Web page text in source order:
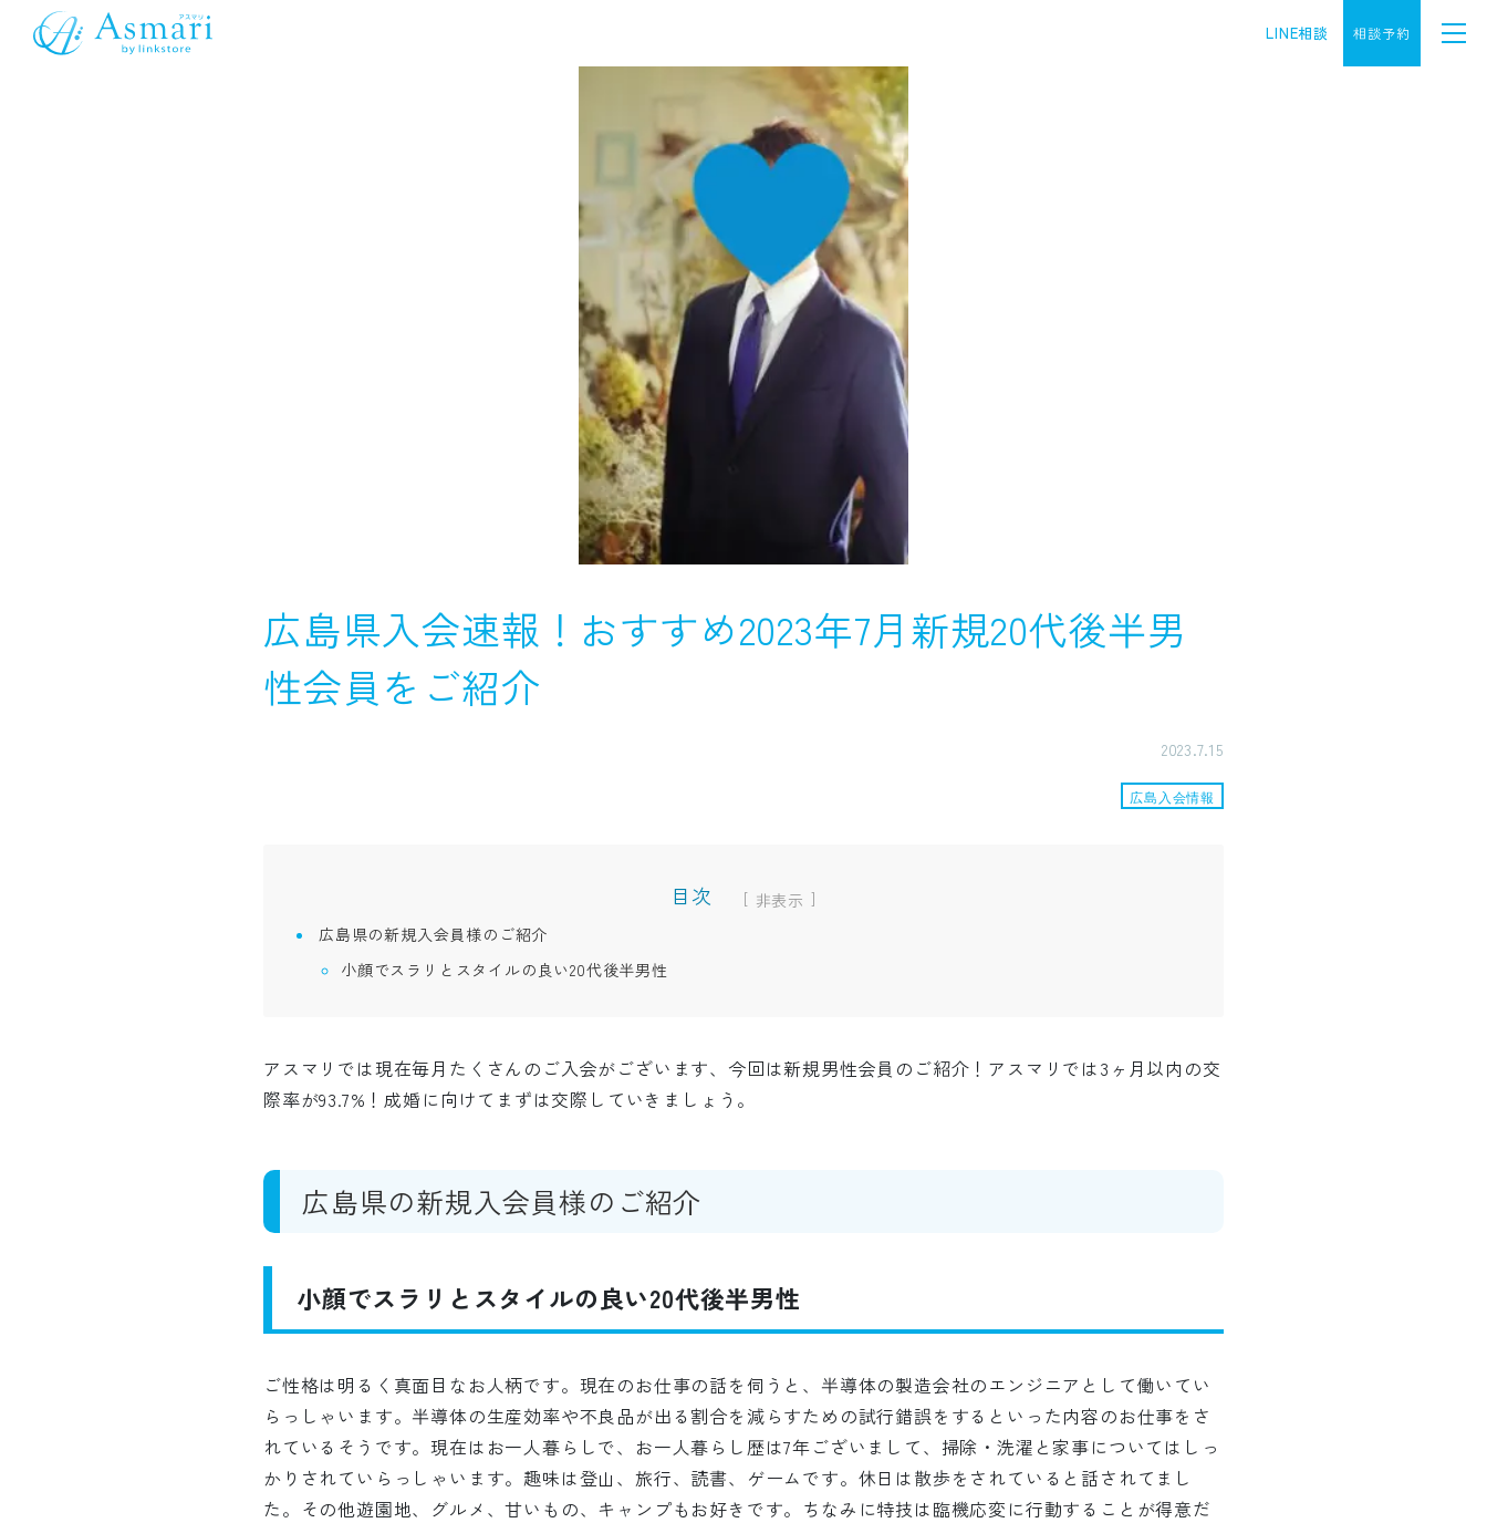
LINE相談 相談予約
広島県入会速報！おすすめ2023年7月新規20代後半男
性会員をご紹介
2023.7.15
広島入会情報
目次 [
]
広島県の新規入会員様のご紹介
小顔でスラリとスタイルの良い20代後半男性
アスマリでは現在毎月たくさんのご入会がございます、今回は新規男性会員のご紹介！アスマリでは3ヶ月以内の交
際率が93.7%！成婚に向けてまずは交際していきましょう。
広島県の新規入会員様のご紹介
小顔でスラリとスタイルの良い20代後半男性
ご性格は明るく真面目なお人柄です。現在のお仕事の話を伺うと、半導体の製造会社のエンジニアとして働いてい
らっしゃいます。半導体の生産効率や不良品が出る割合を減らすための試行錯誤をするといった内容のお仕事をさ
れているそうです。現在はお一人暮らしで、お一人暮らし歴は7年ございまして、掃除・洗濯と家事についてはしっ
かりされていらっしゃいます。趣味は登山、旅行、読書、ゲームです。休日は散歩をされていると話されてまし
た。その他遊園地、グルメ、甘いもの、キャンプもお好きです。ちなみに特技は臨機応変に行動することが得意だ